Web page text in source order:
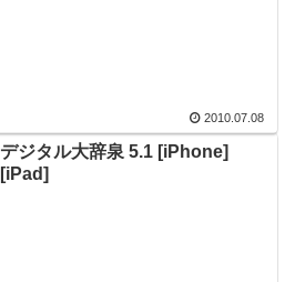
2010.07.08
デジタル大辞泉 5.1 [iPhone]
[iPad]